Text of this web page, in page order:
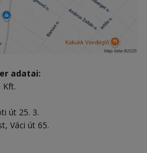
adatai:
Kft.
út 25. 3.
Váci út 65.